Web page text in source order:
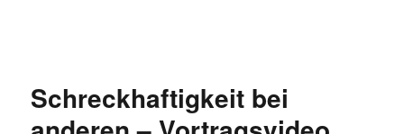
Schreckhaftigkeit bei